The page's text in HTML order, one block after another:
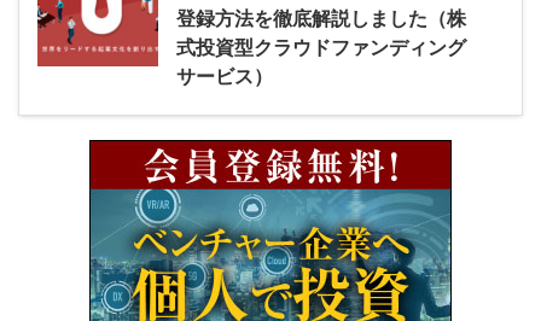
登録方法を徹底解説しました（株
式投資型クラウドファンディング
サービス）